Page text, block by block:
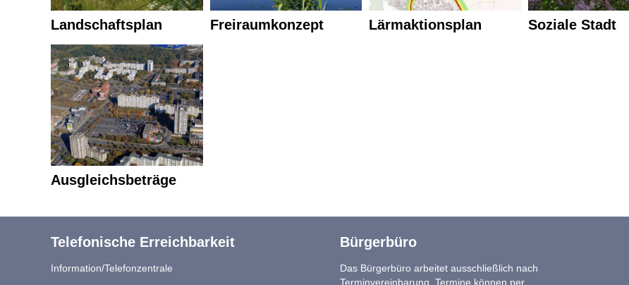
Landschaftsplan Freiraumkonzept Lärmaktionsplan Soziale Stadt
Ausgleichsbeträge
Telefonische Erreichbarkeit
Information/Telefonzentrale
Bürgerbüro
Das Bürgerbüro arbeitet ausschließlich nach
Terminvereinbarung. Termine können per